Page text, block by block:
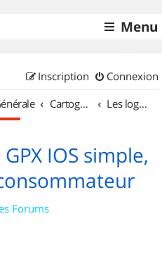
Menu
Connexion
Inscription
Cartographie et GPS Les logiciels
IOS simple,
Forums